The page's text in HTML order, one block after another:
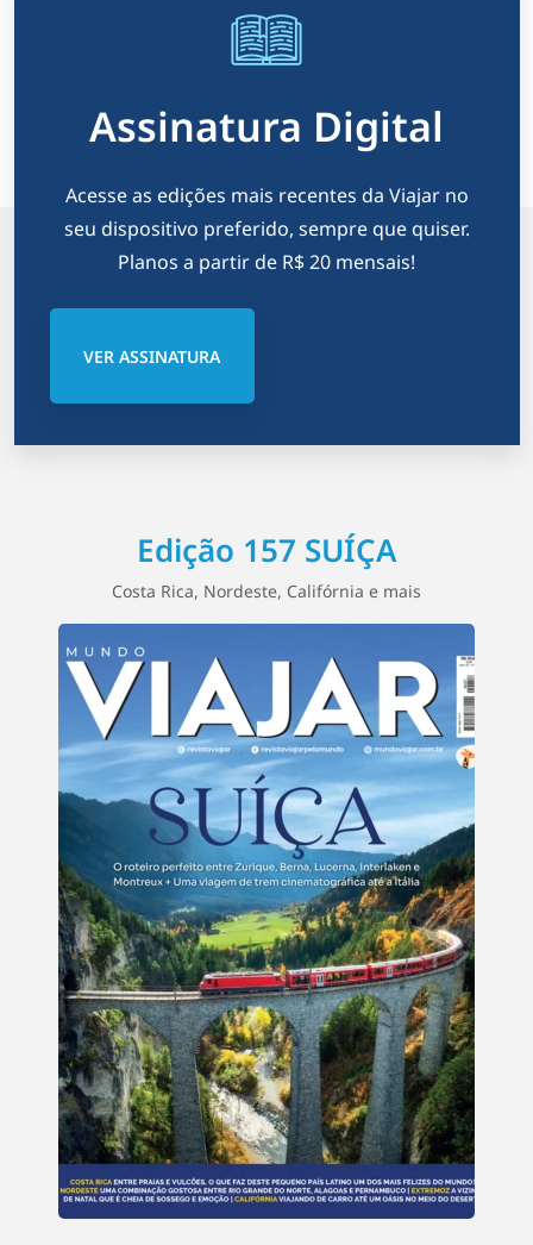
Assinatura Digital
Acesse as edições mais recentes da Viajar no
seu dispositivo preferido, sempre que quiser.
Planos a partir de R$ 20 mensais!
VER ASSINATURA
Edição 157 SUÍÇA
Costa Rica, Nordeste, Califórnia e mais